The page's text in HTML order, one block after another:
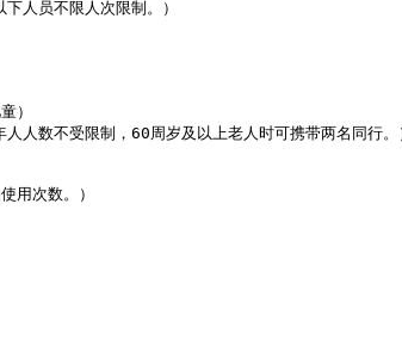
人员不限人次限制。）
）
数不受限制，60周岁及以上老人时可携带两名同行。
用次数。）